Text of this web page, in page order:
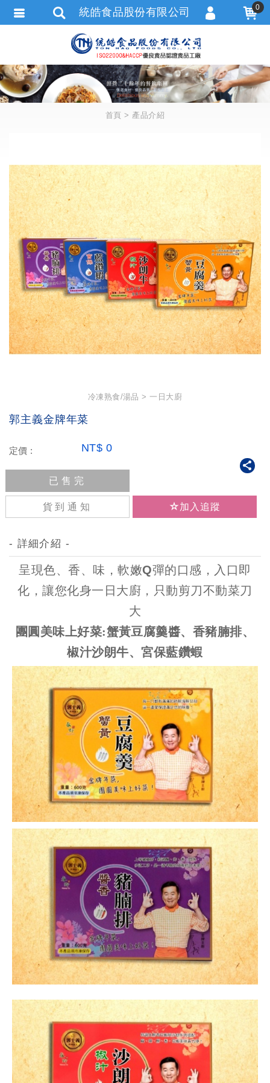
首頁 產品介紹
冷凍熟食/湯品 一日大廚
郭主義金牌年菜
定價 : NT$ 0
已售完
貨到通知 加入追蹤
- 詳細介紹 -
呈現色、香、味，軟嫩Q彈的口感，入口即
化，讓您化身一日大廚，只動剪刀不動菜刀
大
團圓美味上好菜:蟹黃豆腐羹醬、香豬腩排、
椒汁沙朗牛、宮保藍鑽蝦
統皓食品股份有限公司 0
會員登入
會員註冊
忘記密碼